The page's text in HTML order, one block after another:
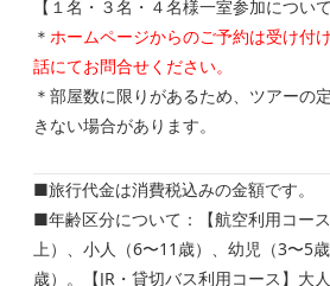
【１名・３名・４名様一室参加について
＊ホームページからのご予約は受け付
話にてお問合せください。
＊部屋数に限りがあるため、ツアーの
きない場合があります。
■旅行代金は消費税込みの金額です。
■年齢区分について：【航空利用コー
上）、小人（6〜11歳）、幼児（3〜5
歳）。【JR・貸切バス利用コース】大